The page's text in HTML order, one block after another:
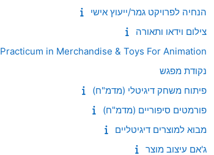
הנחיה לפרויקט גמר/ייעוץ אישי
צילום וידאו ותאורה
Practicum in Merchandise & Toys For Animation
נקודת מפגש
פיתוח משחק דיגיטלי (מדמ"ח)
פורמטים סיפוריים (מדמ"ח)
מבוא למוצרים דיגיטליים
ג'אם עיצוב מוצר